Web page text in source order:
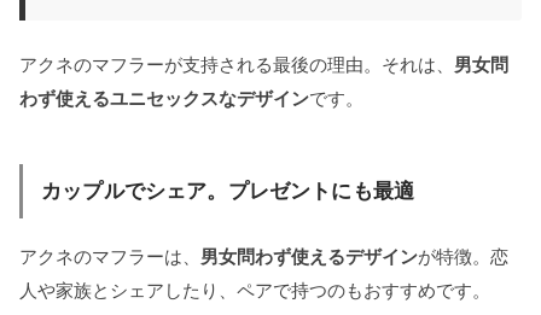
アクネのマフラーが支持される最後の理由。それは、 男女問
わず使えるユニセックスなデザインです。
カップルでシェア。プレゼントにも最適
アクネのマフラーは、 男女問わず使えるデザインが特徴。恋
人や家族とシェアしたり、ペアで持つのもおすすめです。